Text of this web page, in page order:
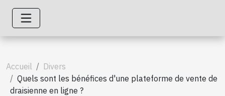
Accueil
Divers
Quels sont les bénéfices d'une plateforme de vente de
draisienne en ligne ?